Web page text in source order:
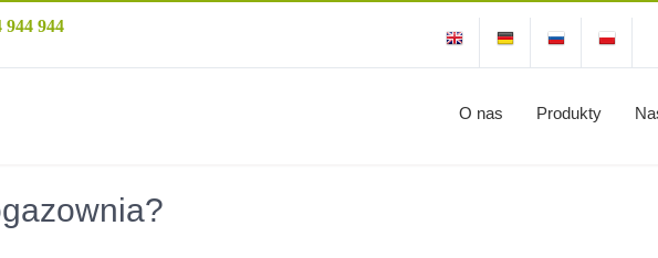
944 944
O nas Produkty